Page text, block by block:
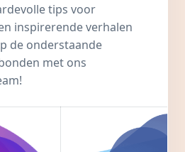
tips voor
inspirerende verhalen
de onderstaande
met ons